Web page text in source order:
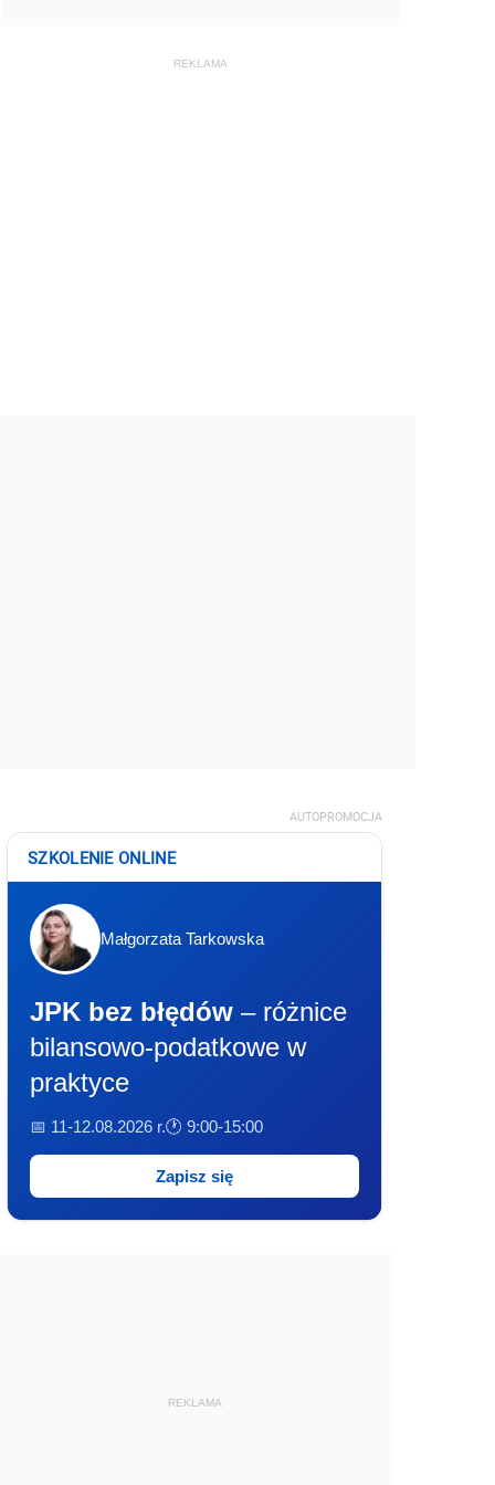
AUTOPROMOCJA
SZKOLENIE ONLINE
Małgorzata Tarkowska
JPK bez błędów – różnice
bilansowo-podatkowe w
praktyce
📅 11-12.08.2026 r.🕐 9:00-15:00
Zapisz się
REKLAMA